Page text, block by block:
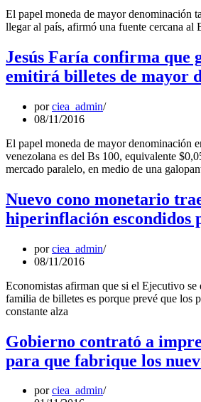
El papel moneda de mayor denominación
llegar al país, afirmó una fuente cercana al
Jesús Faría confirma que
emitirá billetes de mayor
porciea_admin
08/11/2016
El papel moneda de mayor denominación
venezolana es del Bs 100, equivalente
mercado paralelo, en medio de una
Nuevo cono monetario
hiperinflación escondidos
porciea_admin
08/11/2016
Economistas afirman que si el Ejecutivo se
familia de billetes es porque prevé que los
constante alza
Gobierno contrató a
para que fabrique los
porciea_admin